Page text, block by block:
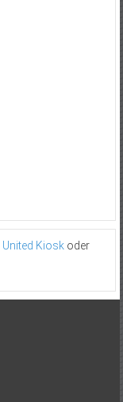
United Kioskoder